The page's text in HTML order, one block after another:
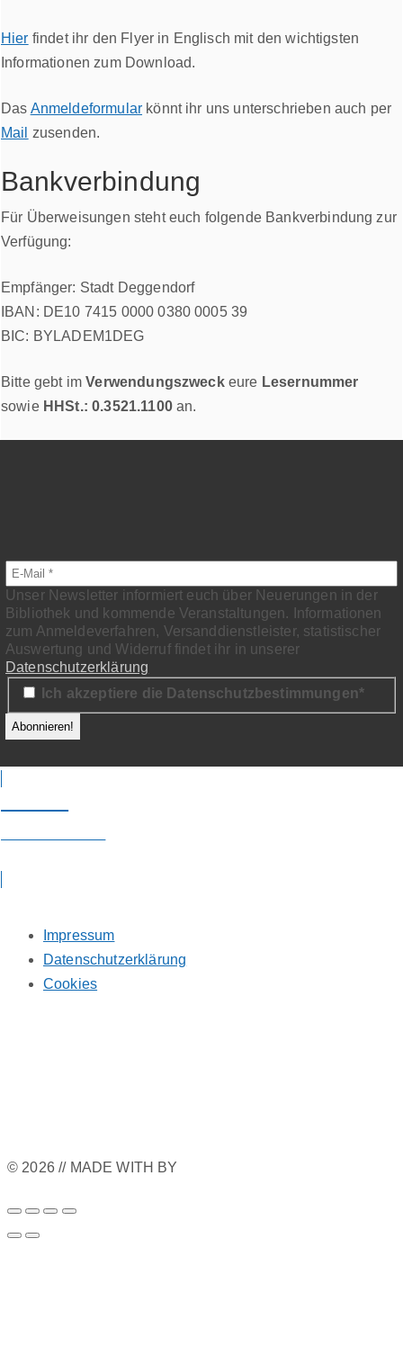
Hier findet ihr den Flyer in Englisch mit den wichtigsten
Informationen zum Download.
Das Anmeldeformular könnt ihr uns unterschrieben auch per
Mail
zusenden.
Bankverbindung
Für Überweisungen steht euch folgende Bankverbindung zur
Verfügung:
Empfänger: Stadt Deggendorf
IBAN: DE10 7415 0000 0380 0005 39
BIC: BYLADEM1DEG
Bitte gebt imVerwendungszweckeure Lesernummer
sowie HHSt.: 0.3521.1100an.
Unser Newsletter informiert euch über Neuerungen in der
Bibliothek und kommende Veranstaltungen. Informationen
zum Anmeldeverfahren, Versanddienstleister, statistischer
Auswertung und Widerruf findet ihr in unserer
Datenschutzerklärung
Ich akzeptiere die Datenschutzbestimmungen*
Impressum
Datenschutzerklärung
Cookies
© 2026 // MADE WITH BY